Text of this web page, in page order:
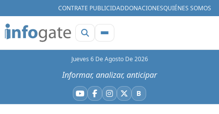
CONTRATE PUBLICIDADDONACIONESQUIÉNES SOMOS
Jueves 6 De Agosto De 2026
Informar, analizar, anticipar
YouTube
Facebook
Instagram
X BBluesky